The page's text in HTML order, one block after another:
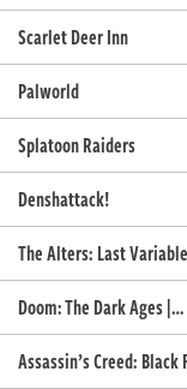
Scarlet Deer Inn
Palworld
Splatoon Raiders
Denshattack!
The Alters: Last Variable
Doom: The Dark Ages |…
Assassin’s Creed: